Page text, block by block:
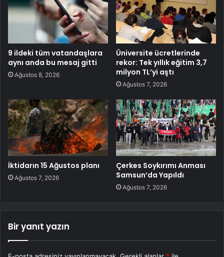
9 ildeki tüm vatandaşlara
aynı anda bu mesaj gitti
Ağustos 8, 2026
Üniversite ücretlerinde
rekor: Tek yıllık eğitim 3,7
milyon TL’yi aştı
Ağustos 7, 2026
İktidarın 15 Ağustos planı
Ağustos 7, 2026
Çerkes Soykırımı Anması
Samsun’da Yapıldı
Ağustos 7, 2026
Bir yanıt yazın